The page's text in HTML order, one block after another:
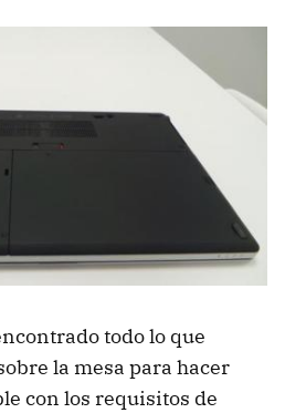
todo lo que
la mesa para hacer
con los requisitos de